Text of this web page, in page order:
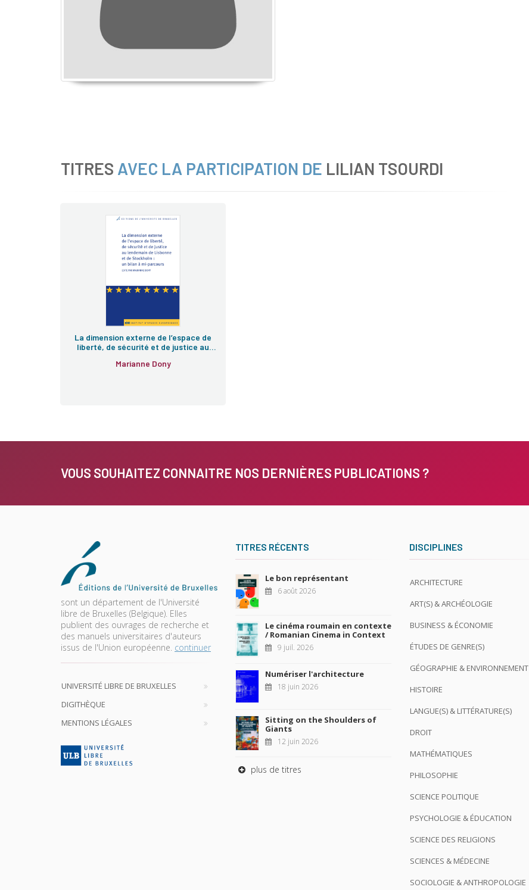
TITRES AVEC LA PARTICIPATION DE LILIAN TSOURDI
La dimension externe de l’espace de
liberté, de sécurité et de justice au
Marianne Dony
VOUS SOUHAITEZ CONNAITRE NOS DERNIÈRES PUBLICATIONS ?
sont un département de l'Université
libre de Bruxelles (Belgique). Elles
publient des ouvrages de recherche et
des manuels universitaires d'auteurs
issus de l'Union européenne. continuer
UNIVERSITÉ LIBRE DE BRUXELLES
DIGITHÈQUE
MENTIONS LÉGALES
TITRES RÉCENTS
Le bon représentant
6 août 2026
Le cinéma roumain en contexte
/ Romanian Cinema in Context
9 juil. 2026
Numériser l'architecture
18 juin 2026
Sitting on the Shoulders of
Giants
12 juin 2026
plus de titres
DISCIPLINES
ARCHITECTURE
ART(S) & ARCHÉOLOGIE
BUSINESS & ÉCONOMIE
ÉTUDES DE GENRE(S)
GÉOGRAPHIE & ENVIRONNEMENT
HISTOIRE
LANGUE(S) & LITTÉRATURE(S)
DROIT
MATHÉMATIQUES
PHILOSOPHIE
SCIENCE POLITIQUE
PSYCHOLOGIE & ÉDUCATION
SCIENCE DES RELIGIONS
SCIENCES & MÉDECINE
SOCIOLOGIE & ANTHROPOLOGIE